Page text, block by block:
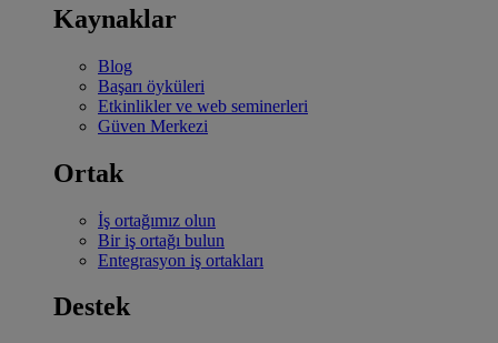
Kaynaklar
Blog
Başarı öyküleri
Etkinlikler ve web seminerleri
Güven Merkezi
Ortak
İş ortağımız olun
Bir iş ortağı bulun
Entegrasyon iş ortakları
Destek